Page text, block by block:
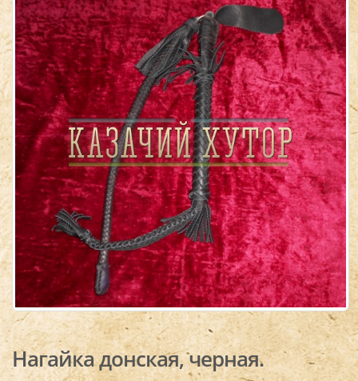
Нагайка донская, черная.